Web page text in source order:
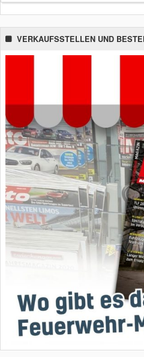
VERKAUFSSTELLEN UND